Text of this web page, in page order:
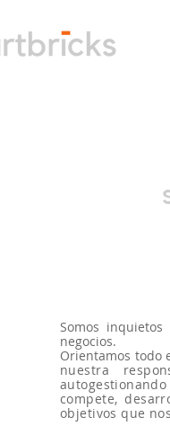
Somos
negocios.
Orientamos todo
nuestra
compete,
objetivos que